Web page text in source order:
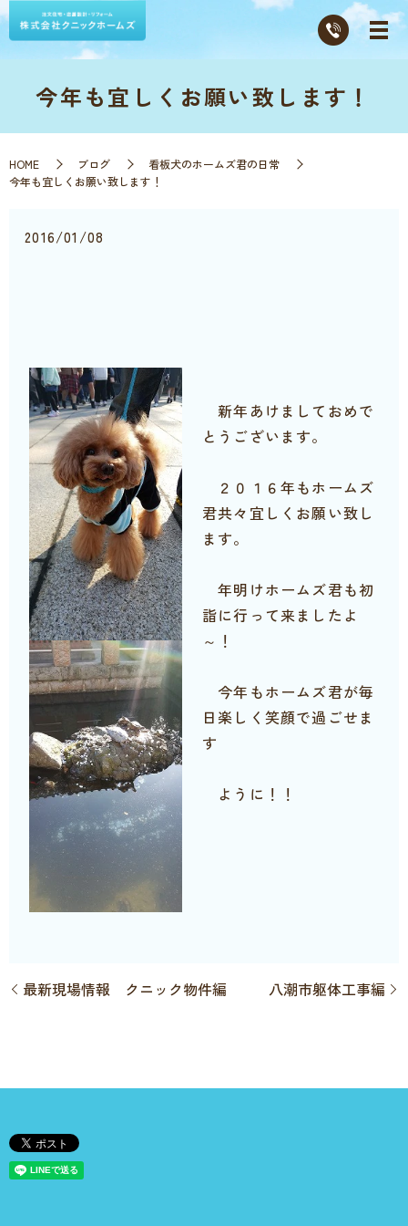
今年も宜しくお願い致します！
HOME ブログ
看板犬のホームズ君の日常
今年も宜しくお願い致します！
2016/01/08
新年あけましておめで
とうございます。
２０１６年もホームズ
君共々宜しくお願い致し
ます。
年明けホームズ君も初
詣に行って来ましたよ
～！
今年もホームズ君が毎
日楽しく笑顔で過ごせま
す
ように！！
最新現場情報 クニック物件編 八潮市躯体工事編